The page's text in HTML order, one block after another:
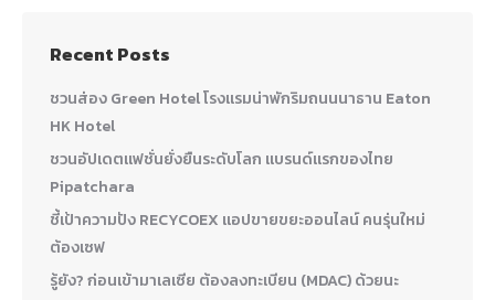
Recent Posts
ชวนส่อง Green Hotel โรงแรมน่าพักริมถนนนาธาน Eaton
HK Hotel
ชวนอัปเดตแฟชั่นยั่งยืนระดับโลก แบรนด์แรกของไทย
Pipatchara
ชี้เป้าความปัง RECYCOEX แอปขายขยะออนไลน์ คนรุ่นใหม่
ต้องเซฟ
รู้ยัง? ก่อนเข้ามาเลเซีย ต้องลงทะเบียน (MDAC) ด้วยนะ